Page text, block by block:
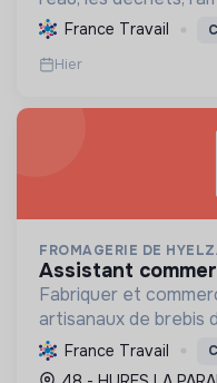
la population, tout
et promouvant la
France Travail
Hier
FROMAGERIE DE
assistant
Fabriquer et
artisanaux de brebis
l'agriculture locale et
un modèle
France Travail